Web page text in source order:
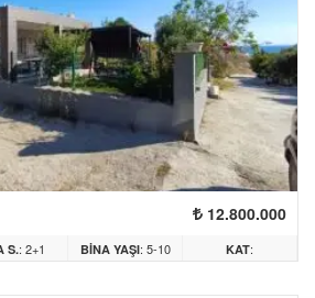
12.800.000
S.: 2+1 BINA YAŞI: 5-10
ARASI
KAT: